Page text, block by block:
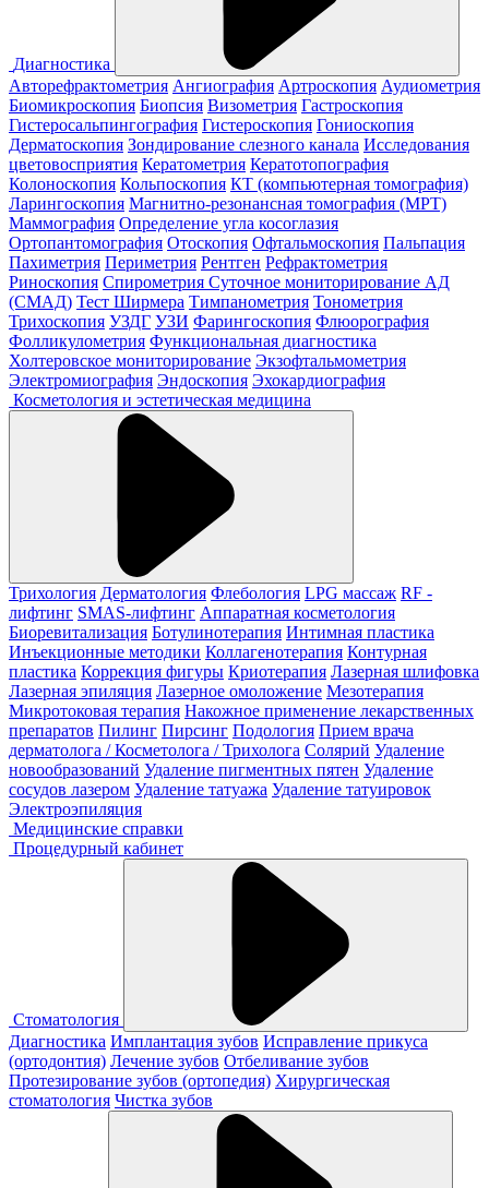
Диагностика
Авторефрактометрия Ангиография Артроскопия Аудиометрия
Биомикроскопия Биопсия Визометрия Гастроскопия
Гистеросальпингография Гистероскопия Гониоскопия
Дерматоскопия Зондирование слезного канала Исследования
цветовосприятия Кератометрия Кератотопография
Колоноскопия Кольпоскопия КТ (компьютерная томография)
Ларингоскопия Магнитно-резонансная томография (МРТ)
Маммография Определение угла косоглазия
Ортопантомография Отоскопия Офтальмоскопия Пальпация
Пахиметрия Периметрия Рентген Рефрактометрия
Риноскопия Спирометрия Суточное мониторирование АД
(СМАД) Тест Ширмера Тимпанометрия Тонометрия
Трихоскопия УЗДГ УЗИ Фарингоскопия Флюорография
Фолликулометрия Функциональная диагностика
Холтеровское мониторирование Экзофтальмометрия
Электромиография Эндоскопия Эхокардиография
Косметология и эстетическая медицина
Трихология Дерматология Флебология LPG массаж RF -
лифтинг SMAS-лифтинг Аппаратная косметология
Биоревитализация Ботулинотерапия Интимная пластика
Инъекционные методики Коллагенотерапия Контурная
пластика Коррекция фигуры Криотерапия Лазерная шлифовка
Лазерная эпиляция Лазерное омоложение Мезотерапия
Микротоковая терапия Накожное применение лекарственных
препаратов Пилинг Пирсинг Подология Прием врача
дерматолога / Косметолога / Трихолога Солярий Удаление
новообразований Удаление пигментных пятен Удаление
сосудов лазером Удаление татуажа Удаление татуировок
Электроэпиляция
Медицинские справки
Процедурный кабинет
Стоматология
Диагностика Имплантация зубов Исправление прикуса
(ортодонтия) Лечение зубов Отбеливание зубов
Протезирование зубов (ортопедия) Хирургическая
стоматология Чистка зубов